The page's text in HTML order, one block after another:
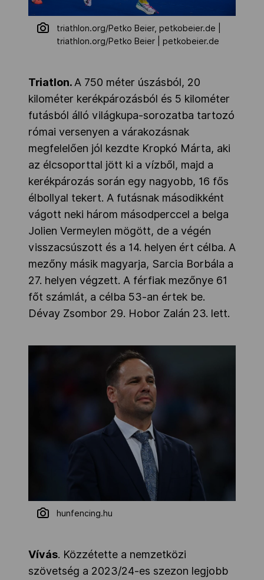
triathlon.org/Petko Beier, petkobeier.de |
triathlon.org/Petko Beier | petkobeier.de
Triatlon. A 750 méter úszásból, 20
kilométer kerékpározásból és 5 kilométer
futásból álló világkupa-sorozatba tartozó
római versenyen a várakozásnak
megfelelően jól kezdte Kropkó Márta, aki
az élcsoporttal jött ki a vízből, majd a
kerékpározás során egy nagyobb, 16 fős
élbollyal tekert. A futásnak másodikként
vágott neki három másodperccel a belga
Jolien Vermeylen mögött, de a végén
visszacsúszott és a 14. helyen ért célba. A
mezőny másik magyarja, Sarcia Borbála a
27. helyen végzett. A férfiak mezőnye 61
főt számlát, a célba 53-an értek be.
Dévay Zsombor 29. Hobor Zalán 23. lett.
hunfencing.hu
Vívás. Közzétette a nemzetközi
szövetség a 2023/24-es szezon legjobb